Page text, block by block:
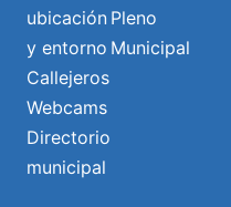
ubicación
y entorno
Callejeros
Webcams
Directorio
municipal
Pleno
Municipal